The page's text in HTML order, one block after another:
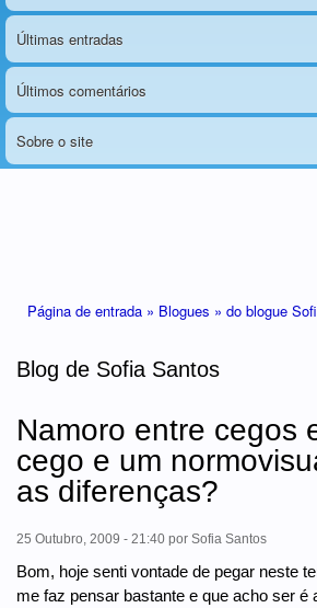
Últimas entradas
Últimos comentários
Sobre o site
Página de entrada » Blogues » do blogue
Blog de Sofia Santos
Namoro entre cegos
cego e um
as diferenças?
25 Outubro, 2009 - 21:40 por Sofia Santos
Bom, hoje senti vontade de pegar neste
me faz pensar bastante e que acho ser é